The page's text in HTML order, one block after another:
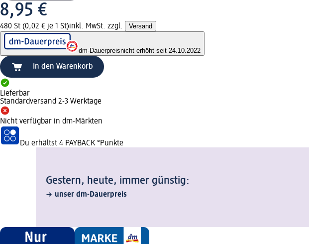
8,95 €
480 St (0,02 € je 1 St)inkl. MwSt. zzgl. Versand
dm-Dauerpreisnicht erhöht seit 24.10.2022
In den Warenkorb
Lieferbar
Standardversand 2-3 Werktage
Nicht verfügbar in dm-Märkten
Du erhältst 4 PAYBACK °Punkte
Gestern, heute, immer günstig:
unser dm-Dauerpreis